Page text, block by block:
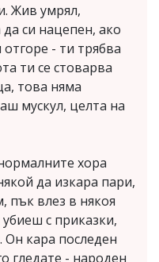
Жив умрял,
си нацепен, ако
- ти трябва
ти се стоварва
това няма
мускул, целта на
хора
да изкара пари,
пък влез в някоя
с приказки,
кара последен
гледате - народен